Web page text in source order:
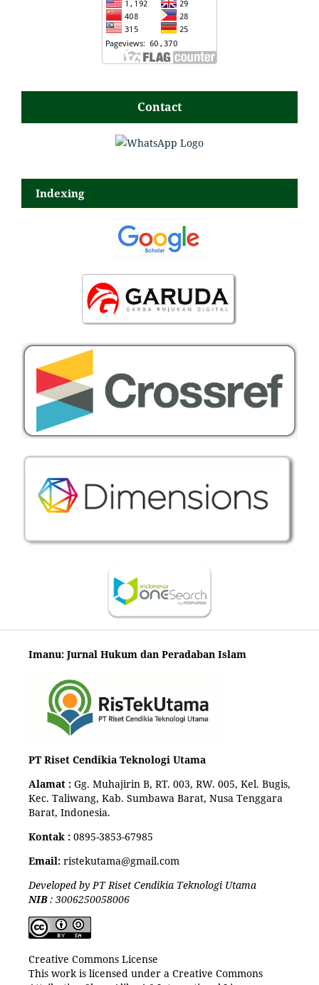
Contact
Indexing
Imanu: Jurnal Hukum dan Peradaban Islam
PT Riset Cendikia Teknologi Utama
Alamat : Gg. Muhajirin B, RT. 003, RW. 005, Kel. Bugis,
Kec. Taliwang, Kab. Sumbawa Barat, Nusa Tenggara
Barat, Indonesia.
Kontak : 0895-3853-67985
Email:ristekutama@gmail.com
Developed by PT Riset Cendikia Teknologi Utama
NIB: 3006250058006
Creative Commons License
This work is licensed under a Creative Commons